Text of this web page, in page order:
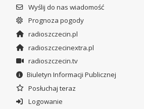
Wyślij do nas wiadomość
Prognoza pogody
radioszczecin.pl
radioszczecinextra.pl
radioszczecin.tv
Biuletyn Informacji Publicznej
Posłuchaj teraz
Logowanie